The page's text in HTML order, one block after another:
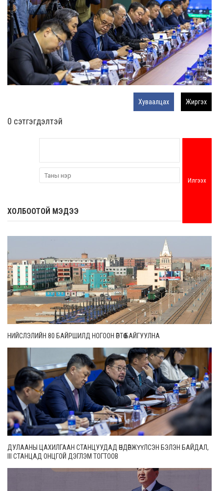
Хуваалцах Жиргэх
0 cэтгэгдэлтэй
Илгээх
ХОЛБООТОЙ МЭДЭЭ
НИЙСЛЭЛИЙН 80 БАЙРШИЛД НОГООН ӨРТӨӨ БАЙГУУЛНА
ДУЛААНЫ ЦАХИЛГААН СТАНЦУУДАД ӨНДӨРЖҮҮЛСЭН БЭЛЭН БАЙДАЛ,
III СТАНЦАД ОНЦГОЙ ДЭГЛЭМ ТОГТООВ